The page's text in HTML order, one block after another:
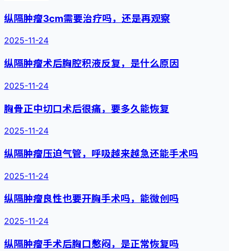
纵隔肿瘤3cm需要治疗吗，还是再观察
2025-11-24
纵隔肿瘤术后胸腔积液反复，是什么原因
2025-11-24
胸骨正中切口术后很痛，要多久能恢复
2025-11-24
纵隔肿瘤压迫气管，呼吸越来越急还能手术吗
2025-11-24
纵隔肿瘤良性也要开胸手术吗，能微创吗
2025-11-24
纵隔肿瘤手术后胸口憋闷，是正常恢复吗